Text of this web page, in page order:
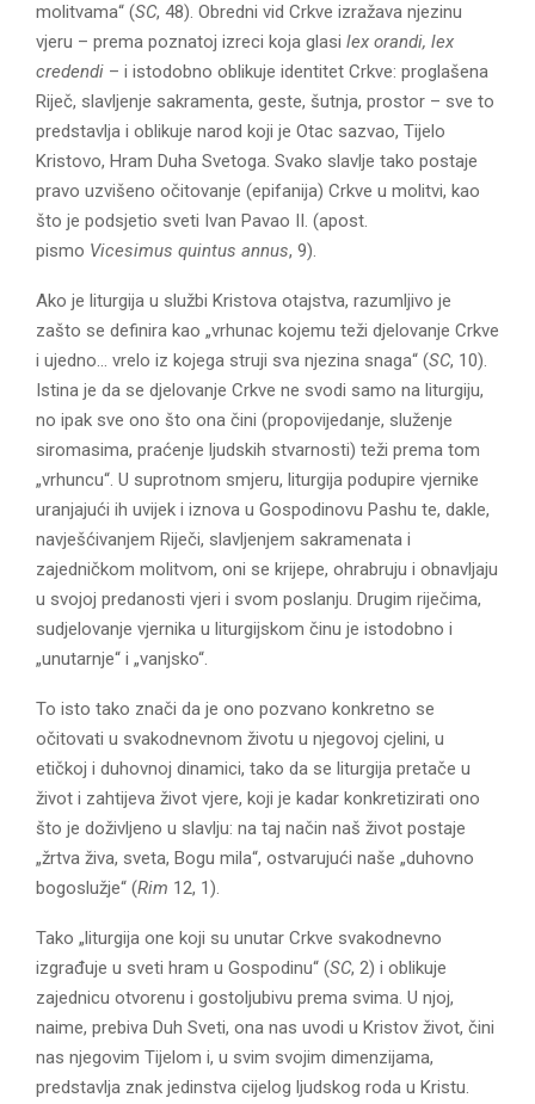
molitvama“ (SC, 48). Obredni vid Crkve izražava njezinu
vjeru – prema poznatoj izreci koja glasi lex orandi, lex
credendi – i istodobno oblikuje identitet Crkve: proglašena
Riječ, slavljenje sakramenta, geste, šutnja, prostor – sve to
predstavlja i oblikuje narod koji je Otac sazvao, Tijelo
Kristovo, Hram Duha Svetoga. Svako slavlje tako postaje
pravo uzvišeno očitovanje (epifanija) Crkve u molitvi, kao
što je podsjetio sveti Ivan Pavao II. (apost.
pismo Vicesimus quintus annus, 9).
Ako je liturgija u službi Kristova otajstva, razumljivo je
zašto se definira kao „vrhunac kojemu teži djelovanje Crkve
i ujedno… vrelo iz kojega struji sva njezina snaga“ (SC, 10).
Istina je da se djelovanje Crkve ne svodi samo na liturgiju,
no ipak sve ono što ona čini (propovijedanje, služenje
siromasima, praćenje ljudskih stvarnosti) teži prema tom
„vrhuncu“. U suprotnom smjeru, liturgija podupire vjernike
uranjajući ih uvijek i iznova u Gospodinovu Pashu te, dakle,
navješćivanjem Riječi, slavljenjem sakramenata i
zajedničkom molitvom, oni se krijepe, ohrabruju i obnavljaju
u svojoj predanosti vjeri i svom poslanju. Drugim riječima,
sudjelovanje vjernika u liturgijskom činu je istodobno i
„unutarnje“ i „vanjsko“.
To isto tako znači da je ono pozvano konkretno se
očitovati u svakodnevnom životu u njegovoj cjelini, u
etičkoj i duhovnoj dinamici, tako da se liturgija pretače u
život i zahtijeva život vjere, koji je kadar konkretizirati ono
što je doživljeno u slavlju: na taj način naš život postaje
„žrtva živa, sveta, Bogu mila“, ostvarujući naše „duhovno
bogoslužje“ (Rim 12, 1).
Tako „liturgija one koji su unutar Crkve svakodnevno
izgrađuje u sveti hram u Gospodinu“ (SC, 2) i oblikuje
zajednicu otvorenu i gostoljubivu prema svima. U njoj,
naime, prebiva Duh Sveti, ona nas uvodi u Kristov život, čini
nas njegovim Tijelom i, u svim svojim dimenzijama,
predstavlja znak jedinstva cijelog ljudskog roda u Kristu.